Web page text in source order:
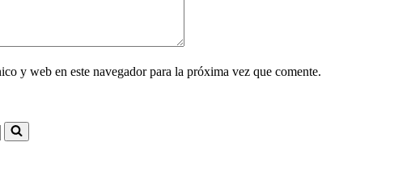
y web en este navegador para la próxima vez que comente.